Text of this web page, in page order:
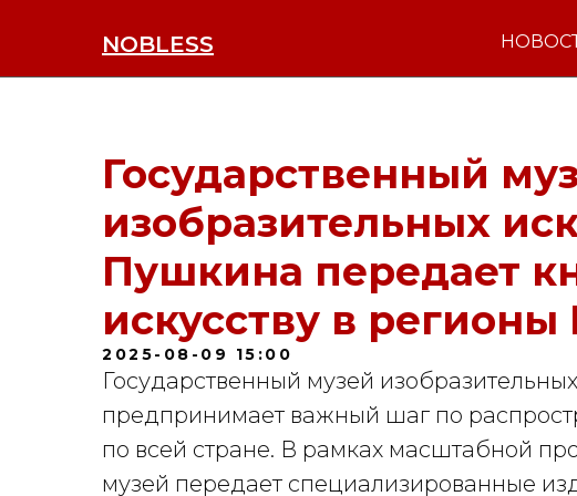
NOBLESS
Государственный
изобразительных
Пушкина передает
искусству в регионы
2025-08-09 15:00
Государственный музей
предпринимает важный шаг по
по всей стране. В рамках масштабной
музей передает специализированные